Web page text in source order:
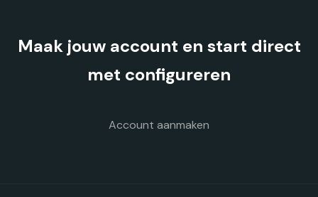
worden
Maak jouw account en start direct
met configureren
Account aanmaken